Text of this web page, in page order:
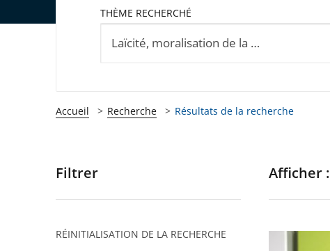
THÈME RECHERCHÉ
Accueil Recherche Résultats de la recherche
Passer
pour
Filtrer
RÉINITIALISATION DE LA RECHERCHE
Afficher :